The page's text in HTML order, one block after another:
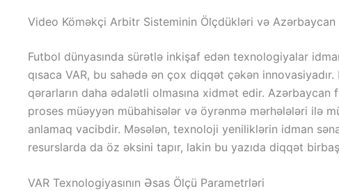
Video Köməkçi Arbitr Sisteminin Ölçdükləri və Azərbaycan
Futbol dünyasında sürətlə inkişaf edən texnologiyalar
qısaca VAR, bu sahədə ən çox diqqət çəkən
qərarların daha ədalətli olmasına xidmət edir.
proses müəyyən mübahisələr və öyrənmə mərhələləri ilə
anlamaq vacibdir. Məsələn, texnoloji yeniliklərin idman
resurslarda da öz əksini tapır, lakin bu yazıda diqqət
VAR Texnologiyasının Əsas Ölçü Parametrləri